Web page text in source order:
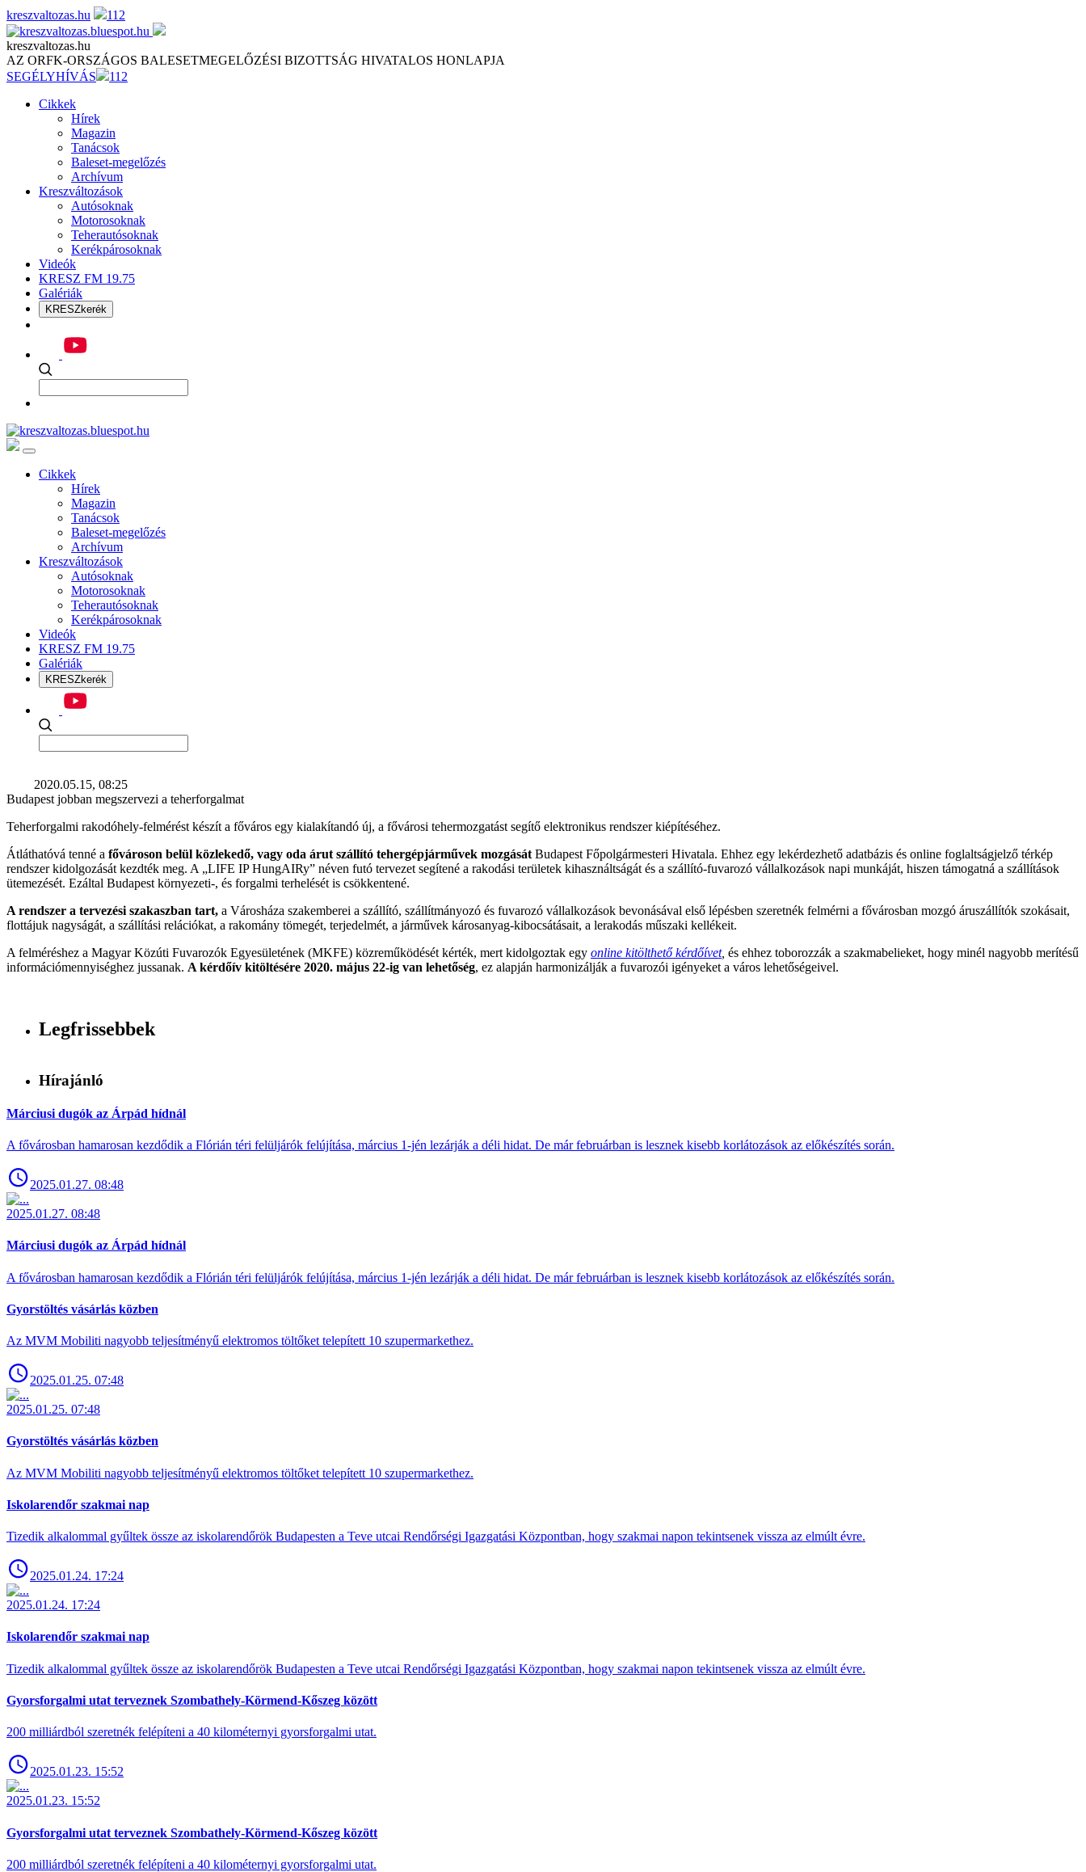
Skip
to
content
kreszvaltozas.hu 112
kreszvaltozas.hu
AZ ORFK-ORSZÁGOS BALESETMEGELŐZÉSI BIZOTTSÁG HIVATALOS HONLAPJA
SEGÉLYHÍVÁS
112
Cikkek
Hírek
Magazin
Tanácsok
Baleset-megelőzés
Archívum
Kreszváltozások
Autósoknak
Motorosoknak
Teherautósoknak
Kerékpárosoknak
Videók
KRESZ FM 19.75
Galériák
KRESZkerék
Cikkek
Hírek
Magazin
Tanácsok
Baleset-megelőzés
Archívum
Kreszváltozások
Autósoknak
Motorosoknak
Teherautósoknak
Kerékpárosoknak
Videók
KRESZ FM 19.75
Galériák
KRESZkerék
2020.05.15, 08:25
Budapest jobban megszervezi a teherforgalmat
Teherforgalmi rakodóhely-felmérést készít a főváros egy kialakítandó új, a fővárosi tehermozgatást segítő elektronikus rendszer kiépítéséhez.
Átláthatóvá tenné a fővároson belül közlekedő, vagy oda árut szállító tehergépjárművek mozgását Budapest Főpolgármesteri Hivatala. Ehhez egy lekérdezhető adatbázis és online foglaltságjelző térkép
rendszer kidolgozását kezdték meg. A „LIFE IP HungAIRy” néven futó tervezet segítené a rakodási területek kihasználtságát és a szállító-fuvarozó vállalkozások napi munkáját, hiszen támogatná a szállítások
ütemezését. Ezáltal Budapest környezeti-, és forgalmi terhelését is csökkentené.
A rendszer a tervezési szakaszban tart, a Városháza szakemberei a szállító, szállítmányozó és fuvarozó vállalkozások bevonásával első lépésben szeretnék felmérni a fővárosban mozgó áruszállítók szokásait,
flottájuk nagyságát, a szállítási relációkat, a rakomány tömegét, terjedelmét, a járművek károsanyag-kibocsátásait, a lerakodás műszaki kellékeit.
A felméréshez a Magyar Közúti Fuvarozók Egyesületének (MKFE) közreműködését kérték, mert kidolgoztak egy online kitölthető kérdőívet, és ehhez toborozzák a szakmabelieket, hogy minél nagyobb merítésű
információmennyiséghez jussanak. A kérdőív kitöltésére 2020. május 22-ig van lehetőség, ez alapján harmonizálják a fuvarozói igényeket a város lehetőségeivel.
Legfrissebbek
Hírajánló
Márciusi dugók az Árpád hídnál
A fővárosban hamarosan kezdődik a Flórián téri felüljárók felújítása, március 1-jén lezárják a déli hidat. De már februárban is lesznek kisebb korlátozások az előkészítés során.
2025.01.27. 08:48
2025.01.27. 08:48
Márciusi dugók az Árpád hídnál
A fővárosban hamarosan kezdődik a Flórián téri felüljárók felújítása, március 1-jén lezárják a déli hidat. De már februárban is lesznek kisebb korlátozások az előkészítés során.
Gyorstöltés vásárlás közben
Az MVM Mobiliti nagyobb teljesítményű elektromos töltőket telepített 10 szupermarkethez.
2025.01.25. 07:48
2025.01.25. 07:48
Gyorstöltés vásárlás közben
Az MVM Mobiliti nagyobb teljesítményű elektromos töltőket telepített 10 szupermarkethez.
Iskolarendőr szakmai nap
Tizedik alkalommal gyűltek össze az iskolarendőrök Budapesten a Teve utcai Rendőrségi Igazgatási Központban, hogy szakmai napon tekintsenek vissza az elmúlt évre.
2025.01.24. 17:24
2025.01.24. 17:24
Iskolarendőr szakmai nap
Tizedik alkalommal gyűltek össze az iskolarendőrök Budapesten a Teve utcai Rendőrségi Igazgatási Központban, hogy szakmai napon tekintsenek vissza az elmúlt évre.
Gyorsforgalmi utat terveznek Szombathely-Körmend-Kőszeg között
200 milliárdból szeretnék felépíteni a 40 kilométernyi gyorsforgalmi utat.
2025.01.23. 15:52
2025.01.23. 15:52
Gyorsforgalmi utat terveznek Szombathely-Körmend-Kőszeg között
200 milliárdból szeretnék felépíteni a 40 kilométernyi gyorsforgalmi utat.